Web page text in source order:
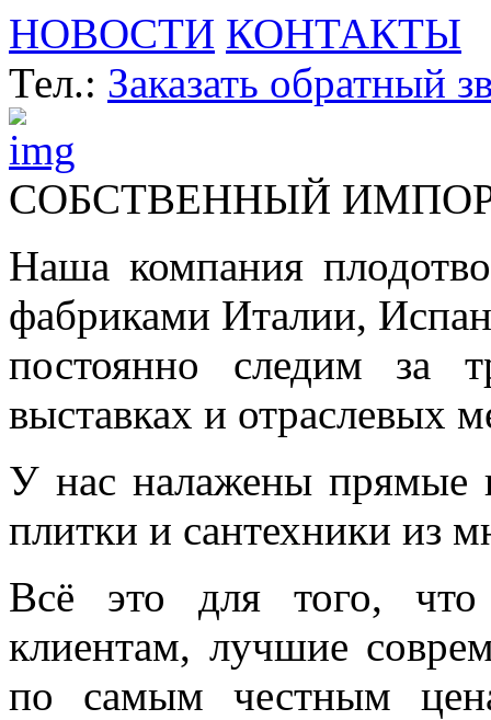
НОВОСТИ КОНТАКТЫ
Тел.: Заказать обратный
СОБСТВЕННЫЙ
Наша компания
фабриками Италии,
постоянно следим за
выставках и отраслевых
У нас налажены прямые
плитки и сантехники из
Всё это для того,
клиентам, лучшие
по самым честным